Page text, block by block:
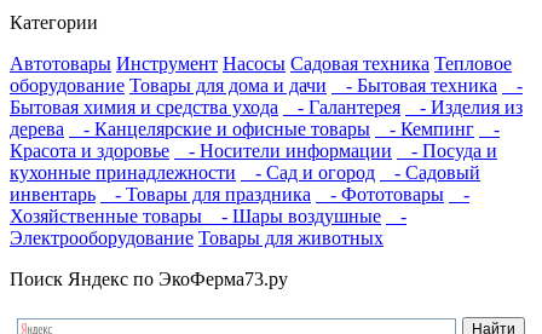
Категории
Автотовары Инструмент Насосы Садовая техника Тепловое
оборудование Товары для дома и дачи - Бытовая техника
-
Бытовая химия и средства ухода
- Галантерея
- Изделия из
дерева
- Канцелярские и офисные товары - Кемпинг
-
Красота и здоровье
- Носители информации
- Посуда и
кухонные принадлежности
- Сад и огород
- Садовый
инвентарь
- Товары для праздника - Фототовары
-
Хозяйственные товары
- Шары воздушные
-
Электрооборудование Товары для животных
Поиск Яндекс по ЭкоФерма73.ру